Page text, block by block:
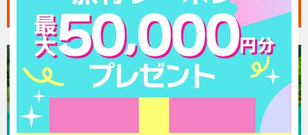
読者参加型企画・誌面連動ツアー